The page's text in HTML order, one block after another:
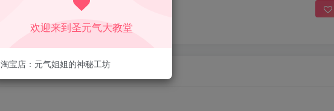
欢迎来到圣元气大教堂
淘宝店：元气姐姐的神秘工坊